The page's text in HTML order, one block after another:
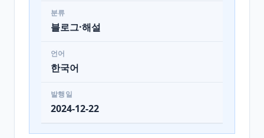
분류
블로그·해설
언어
한국어
발행일
2024-12-22